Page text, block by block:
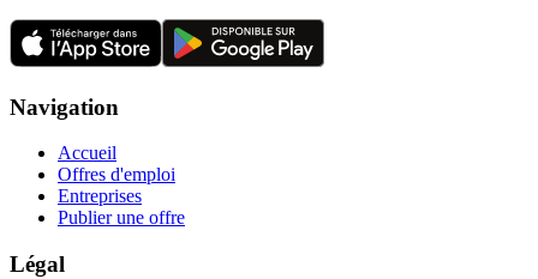
Navigation
Accueil
Offres d'emploi
Entreprises
Publier une offre
Légal